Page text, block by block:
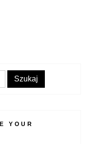
Szukaj
YOUR